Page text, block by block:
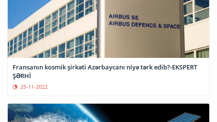
Fransanın kosmik şirkəti Azərbaycanı niyə tərk edib?-EKSPERT
ŞƏRHİ
25-11-2022